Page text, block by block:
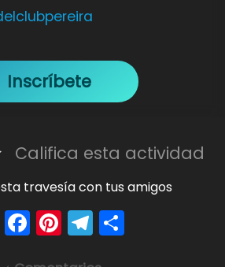
Inscríbete
Califica esta actividad
travesía con tus amigos
W
h
F
a
Pi
nt
T
el